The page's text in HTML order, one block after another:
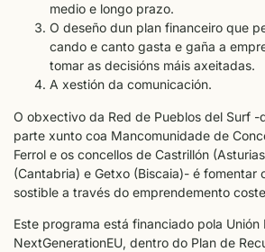
medio e longo prazo.
O deseño dun plan financeiro que
cando e canto gasta e gaña a
tomar as decisións máis axeitadas.
A xestión da comunicación.
O obxectivo da Red de Pueblos del Surf -
parte xunto coa Mancomunidade de
Ferrol e os concellos de Castrillón
(Cantabria) e Getxo (Biscaia)- é fomentar
sostible a través do emprendemento
Este programa está financiado pola Unión
NextGenerationEU, dentro do Plan de